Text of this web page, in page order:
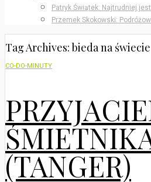
Patryk Świątek: Najtrudniej
Przemek Skokowski:
Tag Archives: bieda na świecie
CO-DO-MINUTY
(TANGER)